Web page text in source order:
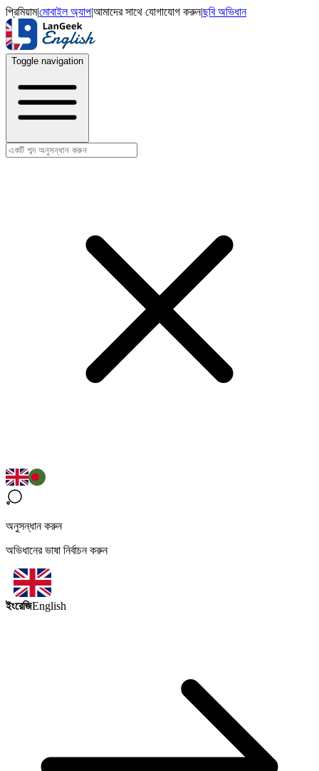
প্রিমিয়াম|মোবাইল অ্যাপ|আমাদের সাথে যোগাযোগ করুন|ছবি অভিধান
Toggle navigation
অনুসন্ধান করুন
অভিধানের ভাষা নির্বাচন করুন
ইংরেজিEnglish